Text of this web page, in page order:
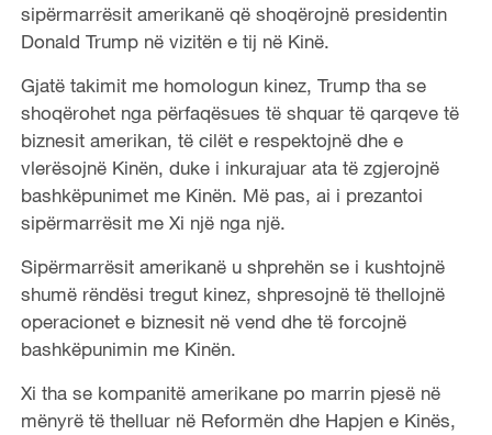
sipërmarrësit amerikanë që shoqërojnë presidentin
Donald Trump në vizitën e tij në Kinë.
Gjatë takimit me homologun kinez, Trump tha se
shoqërohet nga përfaqësues të shquar të qarqeve të
biznesit amerikan, të cilët e respektojnë dhe e
vlerësojnë Kinën, duke i inkurajuar ata të zgjerojnë
bashkëpunimet me Kinën. Më pas, ai i prezantoi
sipërmarrësit me Xi një nga një.
Sipërmarrësit amerikanë u shprehën se i kushtojnë
shumë rëndësi tregut kinez, shpresojnë të thellojnë
operacionet e biznesit në vend dhe të forcojnë
bashkëpunimin me Kinën.
Xi tha se kompanitë amerikane po marrin pjesë në
mënyrë të thelluar në Reformën dhe Hapjen e Kinës,